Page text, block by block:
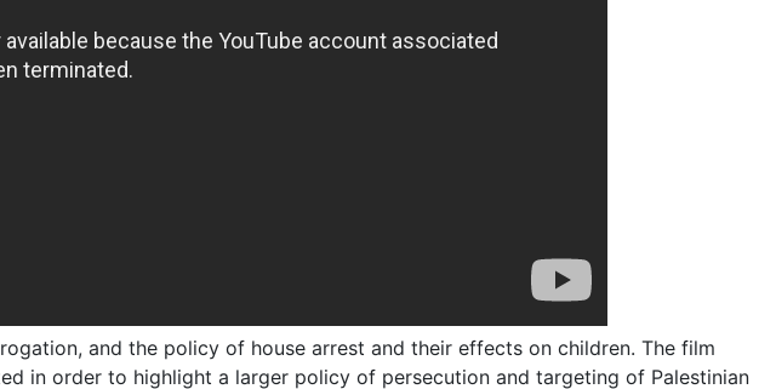
and the policy of house arrest and their effects on children. The film
in order to highlight a larger policy of persecution and targeting of Palestinian